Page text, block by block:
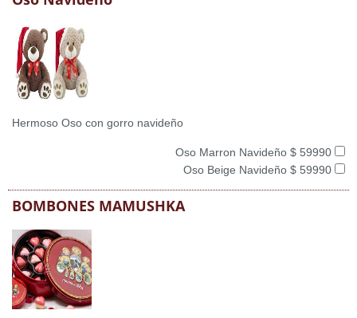
Hermoso Oso con gorro navideño
Oso Marron Navideño $ 59990
Oso Beige Navideño $ 59990
BOMBONES MAMUSHKA